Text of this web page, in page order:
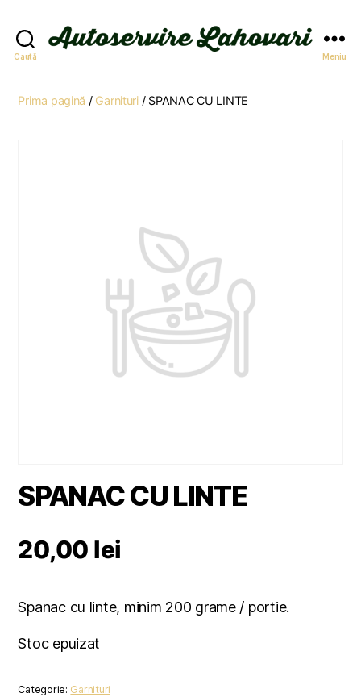
Caută Meniu
Prima pagină / Garnituri/ SPANAC CU LINTE
SPANAC CU LINTE
20,00 lei
Spanac cu linte, minim 200 grame / portie.
Stoc epuizat
Categorie: Garnituri